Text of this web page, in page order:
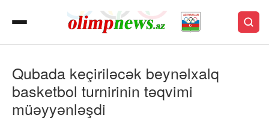
Qubada keçiriləcək beynəlxalq
basketbol turnirinin təqvimi
müəyyənləşdi